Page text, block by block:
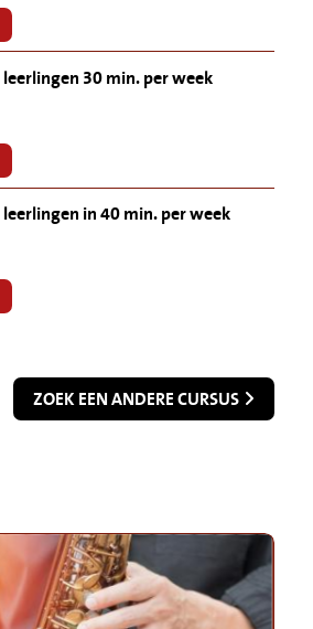
leerlingen 30 min. per week
leerlingen in 40 min. per week
ZOEK EEN ANDERE CURSUS